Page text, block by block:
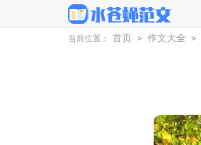
当前位置： 首页 > 作文大全 >